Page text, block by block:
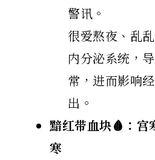
警讯。
很爱熬夜、乱
内分泌系统，
常，进而影响
出。
黯红带血块🩸：宫
寒